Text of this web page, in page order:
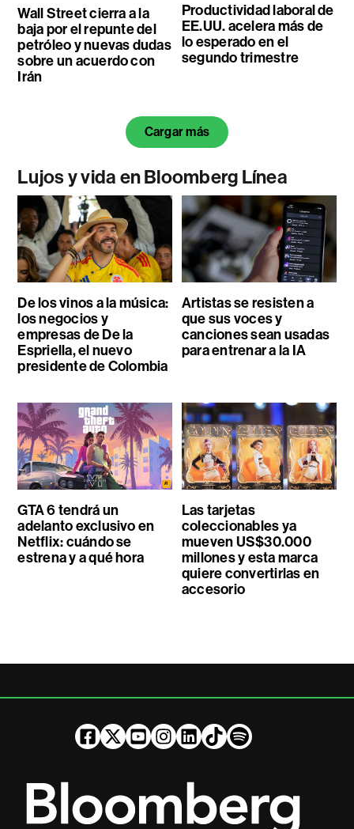
Wall Street cierra a la
baja por el repunte del
petróleo y nuevas dudas
sobre un acuerdo con
Irán
Productividad laboral de
EE.UU. acelera más de
lo esperado en el
segundo trimestre
Cargar más
Lujos y vida en Bloomberg Línea
De los vinos a la música:
los negocios y
empresas de De la
Espriella, el nuevo
presidente de Colombia
Artistas se resisten a
que sus voces y
canciones sean usadas
para entrenar a la IA
GTA 6 tendrá un
adelanto exclusivo en
Netflix: cuándo se
estrena y a qué hora
Las tarjetas
coleccionables ya
mueven US$30.000
millones y esta marca
quiere convertirlas en
accesorio